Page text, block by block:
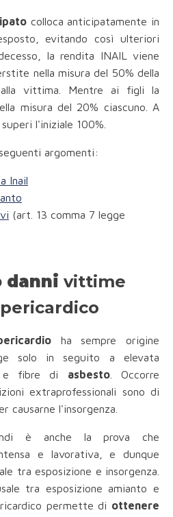
colloca anticipatamente in
evitando così ulteriori
la rendita INAIL viene
nella misura del 50% della
vittima. Mentre ai figli la
misura del 20% ciascuno. A
l'iniziale 100%.
argomenti:
Inail
(art. 13 comma 7 legge
danni vittime
ha sempre origine
solo in seguito a elevata
e fibre di asbesto. Occorre
extraprofessionali sono di
causarne l'insorgenza.
è anche la prova che
e lavorativa, e dunque
tra esposizione e insorgenza.
tra esposizione amianto e
permette di ottenere